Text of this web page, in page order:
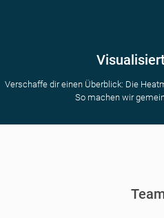
Verschaffe dir einen Überblick: Die
So machen wir